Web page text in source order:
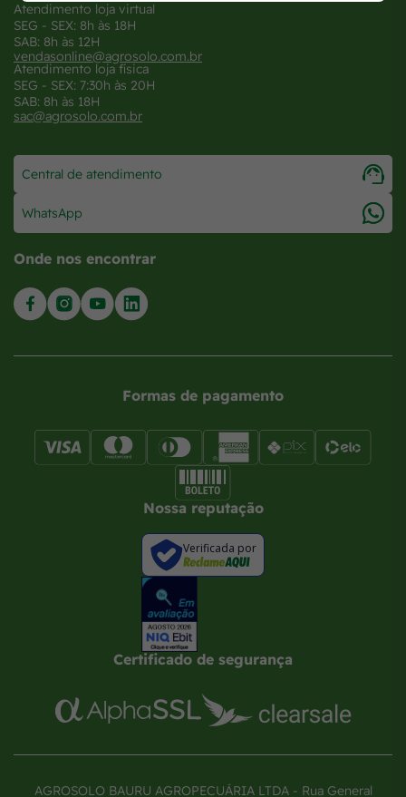
Atendimento loja virtual
SEG - SEX: 8h às 18H
SAB: 8h às 12H
vendasonline@agrosolo.com.br
Atendimento loja física
SEG - SEX: 7:30h às 20H
SAB: 8h às 18H
sac@agrosolo.com.br
Central de atendimento
WhatsApp
Onde nos encontrar
Formas de pagamento
Nossa reputação
Verificada por
Certificado de segurança
AGROSOLO BAURU AGROPECUÁRIA LTDA - Rua General